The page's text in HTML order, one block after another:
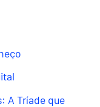
A Tríade que